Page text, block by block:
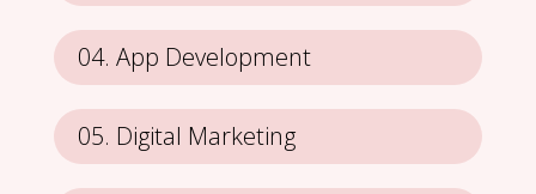
App Development
Digital Marketing